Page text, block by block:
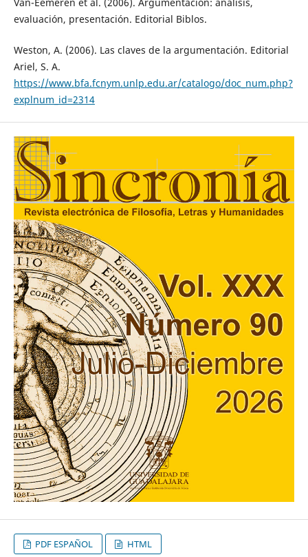
Van-Eemeren et al. (2006). Argumentación: análisis,
evaluación, presentación. Editorial Biblos.
Weston, A. (2006). Las claves de la argumentación. Editorial
Ariel, S. A.
https://www.bfa.fcnym.unlp.edu.ar/catalogo/doc_num.php?
explnum_id=2314
PDF ESPAÑOL HTML